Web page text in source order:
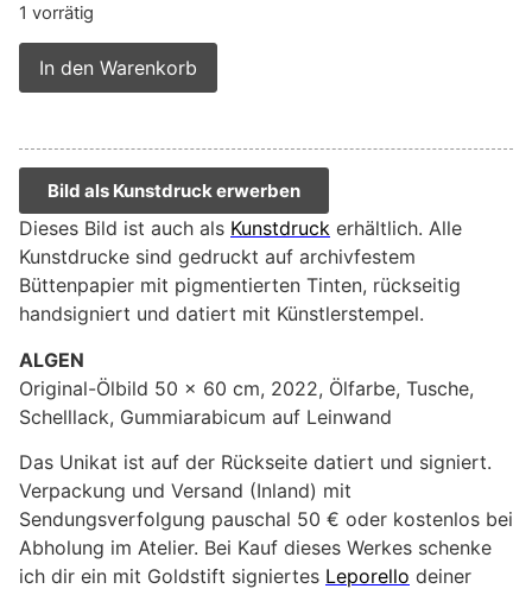
1 vorrätig
In den Warenkorb
Bild als Kunstdruck erwerben
Dieses Bild ist auch als Kunstdruck erhältlich. Alle
Kunstdrucke sind gedruckt auf archivfestem
Büttenpapier mit pigmentierten Tinten, rückseitig
handsigniert und datiert mit Künstlerstempel.
ALGEN
Original-Ölbild 50 x 60 cm, 2022, Ölfarbe, Tusche,
Schelllack, Gummiarabicum auf Leinwand
Das Unikat ist auf der Rückseite datiert und signiert.
Verpackung und Versand (Inland) mit
Sendungsverfolgung pauschal 50 € oder kostenlos bei
Abholung im Atelier. Bei Kauf dieses Werkes schenke
ich dir ein mit Goldstift signiertes Leporello deiner